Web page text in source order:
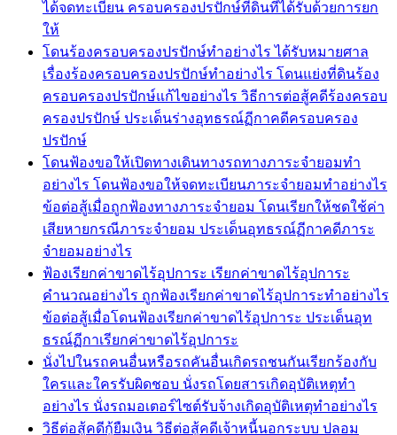
ได้จดทะเบียน ครอบครองปรปักษ์ที่ดินที่ได้รับด้วยการยก
ให้
โดนร้องครอบครองปรปักษ์ทำอย่างไร ได้รับหมายศาล
เรื่องร้องครอบครองปรปักษ์ทำอย่างไร โดนแย่งที่ดินร้อง
ครอบครองปรปักษ์แก้ไขอย่างไร วิธีการต่อสู้คดีร้องครอบ
ครองปรปักษ์ ประเด็นร่างอุทธรณ์ฏีกาคดีครอบครอง
ปรปักษ์
โดนฟ้องขอให้เปิดทางเดินทางรถทางภาระจำยอมทำ
อย่างไร โดนฟ้องขอให้จดทะเบียนภาระจำยอมทำอย่างไร
ข้อต่อสู้เมื่อถูกฟ้องทางภาระจำยอม โดนเรียกให้ชดใช้ค่า
เสียหายกรณีภาระจำยอม ประเด็นอุทธรณ์ฏีกาคดีภาระ
จำยอมอย่างไร
ฟ้องเรียกค่าขาดไร้อุปการะ เรียกค่าขาดไร้อุปการะ
คำนวณอย่างไร ถูกฟ้องเรียกค่าขาดไร้อุปการะทำอย่างไร
ข้อต่อสู้เมื่อโดนฟ้องเรียกค่าขาดไร้อุปการะ ประเด็นอุท
ธรณ์ฏีกาเรียกค่าขาดไร้อุปการะ
นั่งไปในรถคนอื่นหรือรถคันอื่นเกิดรถชนกันเรียกร้องกับ
ใครและใครรับผิดชอบ นั่งรถโดยสารเกิดอุบัติเหตุทำ
อย่างไร นั่งรถมอเตอร์ไซต์รับจ้างเกิดอุบัติเหตุทำอย่างไร
วิธีต่อสู้คดีกู้ยืมเงิน วิธีต่อสู้คดีเจ้าหนี้นอกระบบ ปลอม